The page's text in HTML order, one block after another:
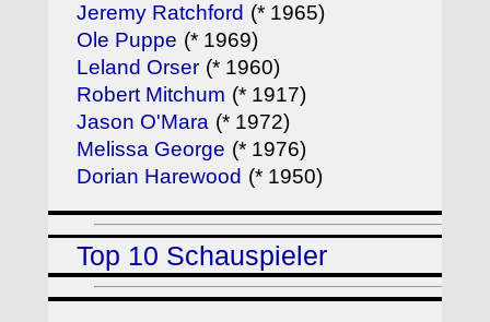
Jeremy Ratchford (* 1965)
Ole Puppe (* 1969)
Leland Orser (* 1960)
Robert Mitchum (* 1917)
Jason O'Mara (* 1972)
Melissa George (* 1976)
Dorian Harewood (* 1950)
Top 10 Schauspieler